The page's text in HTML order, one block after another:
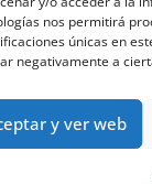
nos permitirá
únicas en
negativamente a
y ver web
desde 0,82
podemos
plazas de